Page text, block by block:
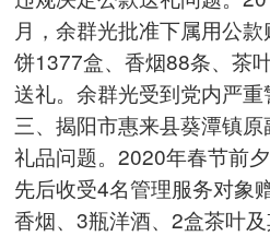
月，余群光批准下属用公
饼1377盒、香烟88条、茶
送礼。余群光受到党内严重
三、揭阳市惠来县葵潭镇
礼品问题。2020年春节前
先后收受4名管理服务对象
香烟、3瓶洋酒、2盒茶叶